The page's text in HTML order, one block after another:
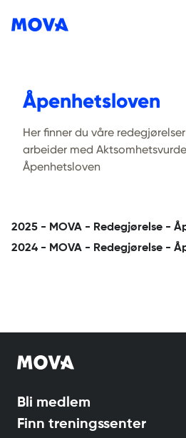
Åpenhetsloven
Her finner du våre
arbeider med
Åpenhetsloven
2025 - MOVA - Redegjørelse -
2024 - MOVA - Redegjørelse -
Bli medlem
Finn treningssenter